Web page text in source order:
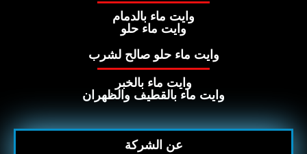
وايت ماء بالدمام
وايت ماء حلو
وايت ماء حلو صالح لشرب
وايت ماء بالخبر
وايت ماء بالقطيف والظهران
عن الشركة